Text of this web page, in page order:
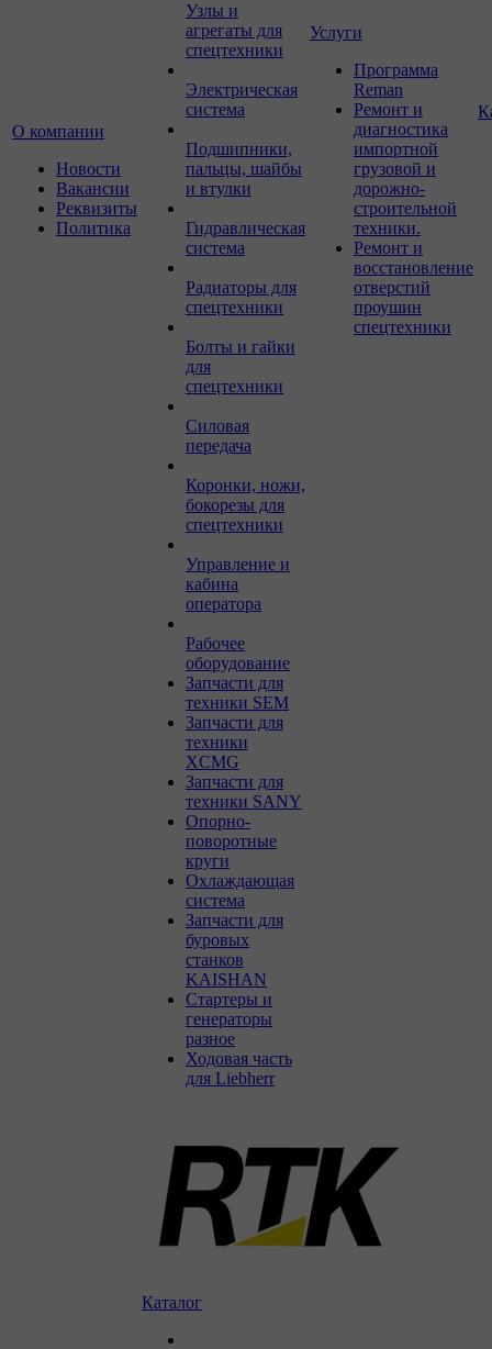
О компании
Новости
Вакансии
Реквизиты
Политика
Узлы и
агрегаты для
спецтехники
Электрическая
система
Подшипники,
пальцы, шайбы
и втулки
Гидравлическая
система
Радиаторы для
спецтехники
Болты и гайки
для
спецтехники
Силовая
передача
Коронки, ножи,
бокорезы для
спецтехники
Управление и
кабина
оператора
Рабочее
оборудование
Запчасти для
техники SEM
Запчасти для
техники
XCMG
Запчасти для
техники SANY
Опорно-
поворотные
круги
Охлаждающая
система
Запчасти для
буровых
станков
KAISHAN
Стартеры и
генераторы
разное
Ходовая часть
для Liebherr
Услуги
Программа
Reman
Ремонт и
диагностика
импортной
грузовой и
дорожно-
строительной
техники.
Ремонт и
восстановление
отверстий
проушин
спецтехники
Каталог